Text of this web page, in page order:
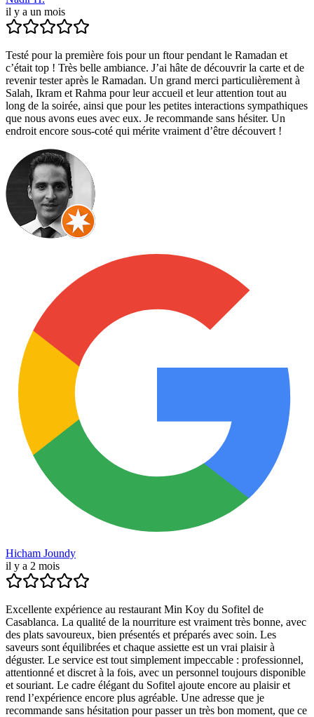
il y a un mois
Testé pour la première fois pour un ftour pendant le Ramadan et
c’était top ! Très belle ambiance. J’ai hâte de découvrir la carte et de
revenir tester après le Ramadan. Un grand merci particulièrement à
Salah, Ikram et Rahma pour leur accueil et leur attention tout au
long de la soirée, ainsi que pour les petites interactions sympathiques
que nous avons eues avec eux. Je recommande sans hésiter. Un
endroit encore sous-coté qui mérite vraiment d’être découvert !
Hicham Joundy
il y a 2 mois
Excellente expérience au restaurant Min Koy du Sofitel de
Casablanca. La qualité de la nourriture est vraiment très bonne, avec
des plats savoureux, bien présentés et préparés avec soin. Les
saveurs sont équilibrées et chaque assiette est un vrai plaisir à
déguster. Le service est tout simplement impeccable : professionnel,
attentionné et discret à la fois, avec un personnel toujours disponible
et souriant. Le cadre élégant du Sofitel ajoute encore au plaisir et
rend l’expérience encore plus agréable. Une adresse que je
recommande sans hésitation pour passer un très bon moment, que ce